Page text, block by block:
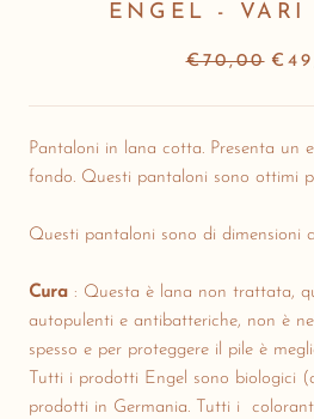
ENGEL - VARI
€70,00
Pantaloni in lana cotta. Presenta un
fondo. Questi pantaloni sono ottimi
Questi pantaloni sono di dimensioni
Cura : Questa è lana non trattata,
autopulenti e antibatteriche, non è
spesso e per proteggere il pile è
Tutti i prodotti Engel sono biologici
prodotti in Germania. Tutti i